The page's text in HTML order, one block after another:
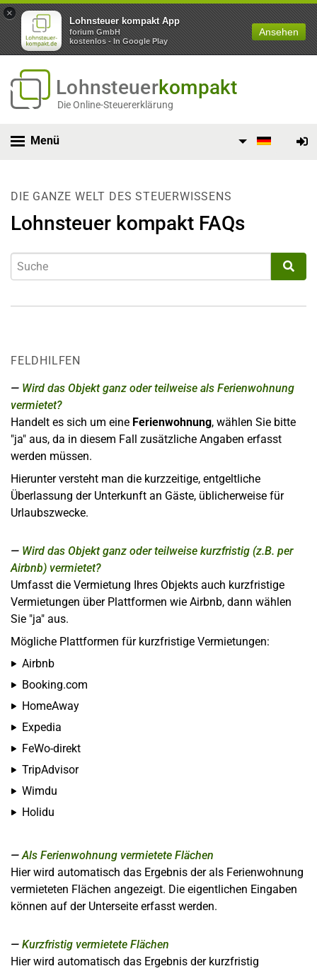
×
Lohnsteuer kompakt App
forium GmbH
kostenlos - In Google Play
Ansehen
Lohnsteuerkompakt
Die Online-Steuererklärung
Menü
DIE GANZE WELT DES STEUERWISSENS
Lohnsteuer kompakt FAQs
FELDHILFEN
Wird das Objekt ganz oder teilweise als Ferienwohnung
vermietet?
Handelt es sich um eine Ferienwohnung, wählen Sie bitte
"ja" aus, da in diesem Fall zusätzliche Angaben erfasst
werden müssen.
Hierunter versteht man die kurzzeitige, entgeltliche
Überlassung der Unterkunft an Gäste, üblicherweise für
Urlaubszwecke.
Wird das Objekt ganz oder teilweise kurzfristig (z.B. per
Airbnb) vermietet?
Umfasst die Vermietung Ihres Objekts auch kurzfristige
Vermietungen über Plattformen wie Airbnb, dann wählen
Sie "ja" aus.
Mögliche Plattformen für kurzfristige Vermietungen:
Airbnb
Booking.com
HomeAway
Expedia
FeWo-direkt
TripAdvisor
Wimdu
Holidu
Als Ferienwohnung vermietete Flächen
Hier wird automatisch das Ergebnis der als Ferienwohnung
vermieteten Flächen angezeigt. Die eigentlichen Eingaben
können auf der Unterseite erfasst werden.
Kurzfristig vermietete Flächen
Hier wird automatisch das Ergebnis der kurzfristig